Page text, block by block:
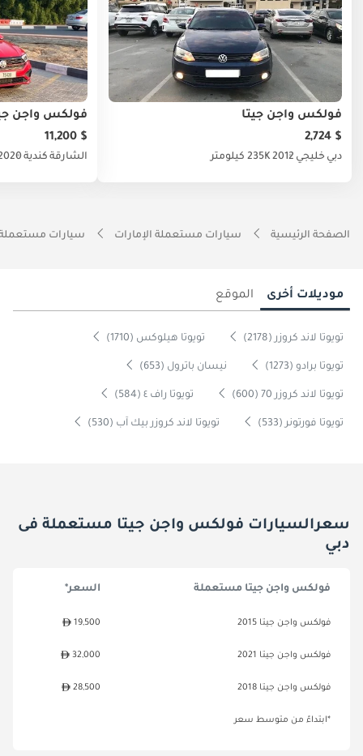
فولكس واجن جيتا
$ 2,724
دبي خليجي 2012235K كيلومتر
فولكس واجن
$ 11,200
الشارقة كندية
الصفحة الرئيسية سيارات مستعملة الإمارات سيارات
موديلات أخرى الموقع
تويوتا لاند كروزر (2178) تويوتا هيلوكس (1710)
تويوتا برادو (1273) نيسان باترول (653)
تويوتا لاند كروزر 70 (600) تويوتا راف ٤ (584)
تويوتا فورتونر (533) تويوتا لاند كروزر بيك آب (530)
سعرالسيارات فولكس واجن جيتا مستعملة فى
دبي
فولكس واجن جيتا مستعملة السعر*
فولكس واجن جيتا 2015 19,500
فولكس واجن جيتا 2021 32,000
فولكس واجن جيتا 2018 28,500
*ابتداءً من متوسط سعر